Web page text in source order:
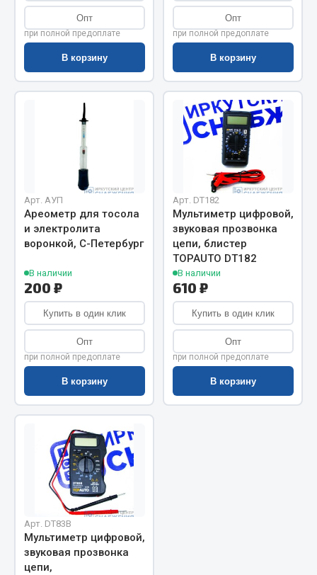
Весь раздел
Весь раздел
Кольца уплотнительные
Лента конвейерная
Манжеты
Паронит
Патрубки
Прокладки
Рукава высокого давления
Показать ещё
Весь раздел
Автомобильная электрика
Автолампы
Блоки реле и предохранителей
Вилки нагрузочные
Выключатели и переключатели клавишные
Выключатели кнопочные
Выключатель массы
Изолента
Опт
при полной предоплате
В корзину
Опт
при полной предоплате
В корзину
Арт. АУП
Ареометр для тосола
и электролита
воронкой, С-Петербург
В наличии
200 ₽
Купить в один клик
Опт
при полной предоплате
В корзину
Арт. DT182
Мультиметр цифровой,
звуковая прозвонка
цепи, блистер
TOPAUTO DT182
В наличии
610 ₽
Купить в один клик
Опт
при полной предоплате
В корзину
Арт. DT83B
Мультиметр цифровой,
звуковая прозвонка
цепи,